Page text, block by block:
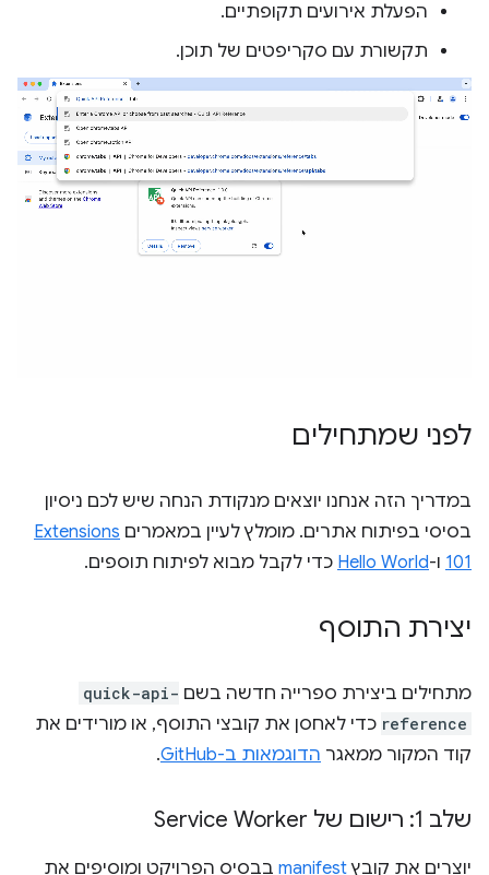
הפעלת אירועים תקופתיים.
תקשורת עם סקריפטים של תוכן.
לפני שמתחילים
במדריך הזה אנחנו יוצאים מנקודת הנחה שיש לכם ניסיון
בסיסי בפיתוח אתרים. מומלץ לעיין במאמרים Extensions
101 ו-Hello World כדי לקבל מבוא לפיתוח תוספים.
יצירת התוסף
מתחילים ביצירת ספרייה חדשה בשם quick-api-
reference כדי לאחסן את קובצי התוסף, או מורידים את
קוד המקור ממאגר הדוגמאות ב-GitHub .
שלב 1: רישום של Service Worker
יוצרים את קובץmanifest בבסיס הפרויקט ומוסיפים את